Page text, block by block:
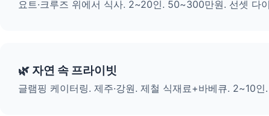
요트·크루즈 위에서 식사. 2~20인. 50~300만원. 선셋 다
🌿 자연 속 프라이빗
글램핑 케이터링. 제주·강원. 제철 식재료+바베큐. 2~10